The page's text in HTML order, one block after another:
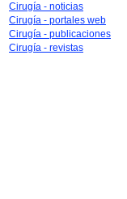
Cirugía - noticias
Cirugía - portales web
Cirugía - publicaciones
Cirugía - revistas